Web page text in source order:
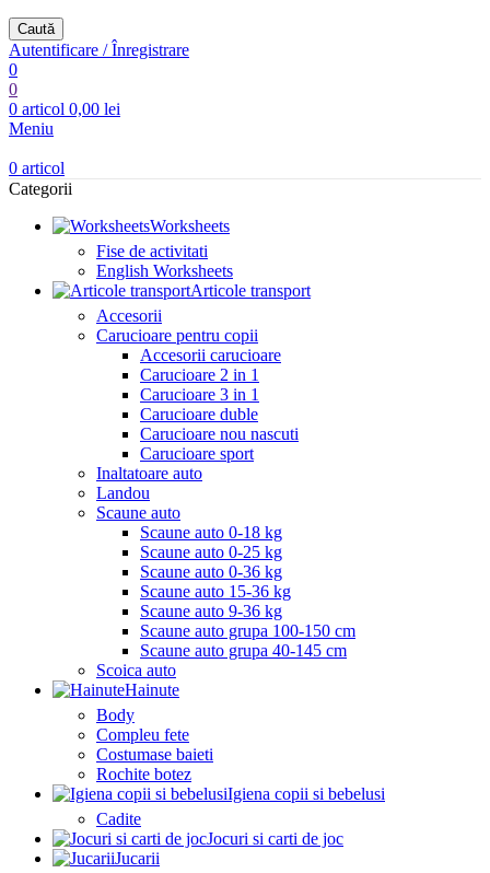
Caută
Autentificare / Înregistrare
0
0
0 articol 0,00 lei
Meniu
0 articol
Categorii
Worksheets
Fise de activitati
English Worksheets
Articole transport
Accesorii
Carucioare pentru copii
Accesorii carucioare
Carucioare 2 in 1
Carucioare 3 in 1
Carucioare duble
Carucioare nou nascuti
Carucioare sport
Inaltatoare auto
Landou
Scaune auto
Scaune auto 0-18 kg
Scaune auto 0-25 kg
Scaune auto 0-36 kg
Scaune auto 15-36 kg
Scaune auto 9-36 kg
Scaune auto grupa 100-150 cm
Scaune auto grupa 40-145 cm
Scoica auto
Hainute
Body
Compleu fete
Costumase baieti
Rochite botez
Igiena copii si bebelusi
Cadite
Jocuri si carti de joc
Jucarii